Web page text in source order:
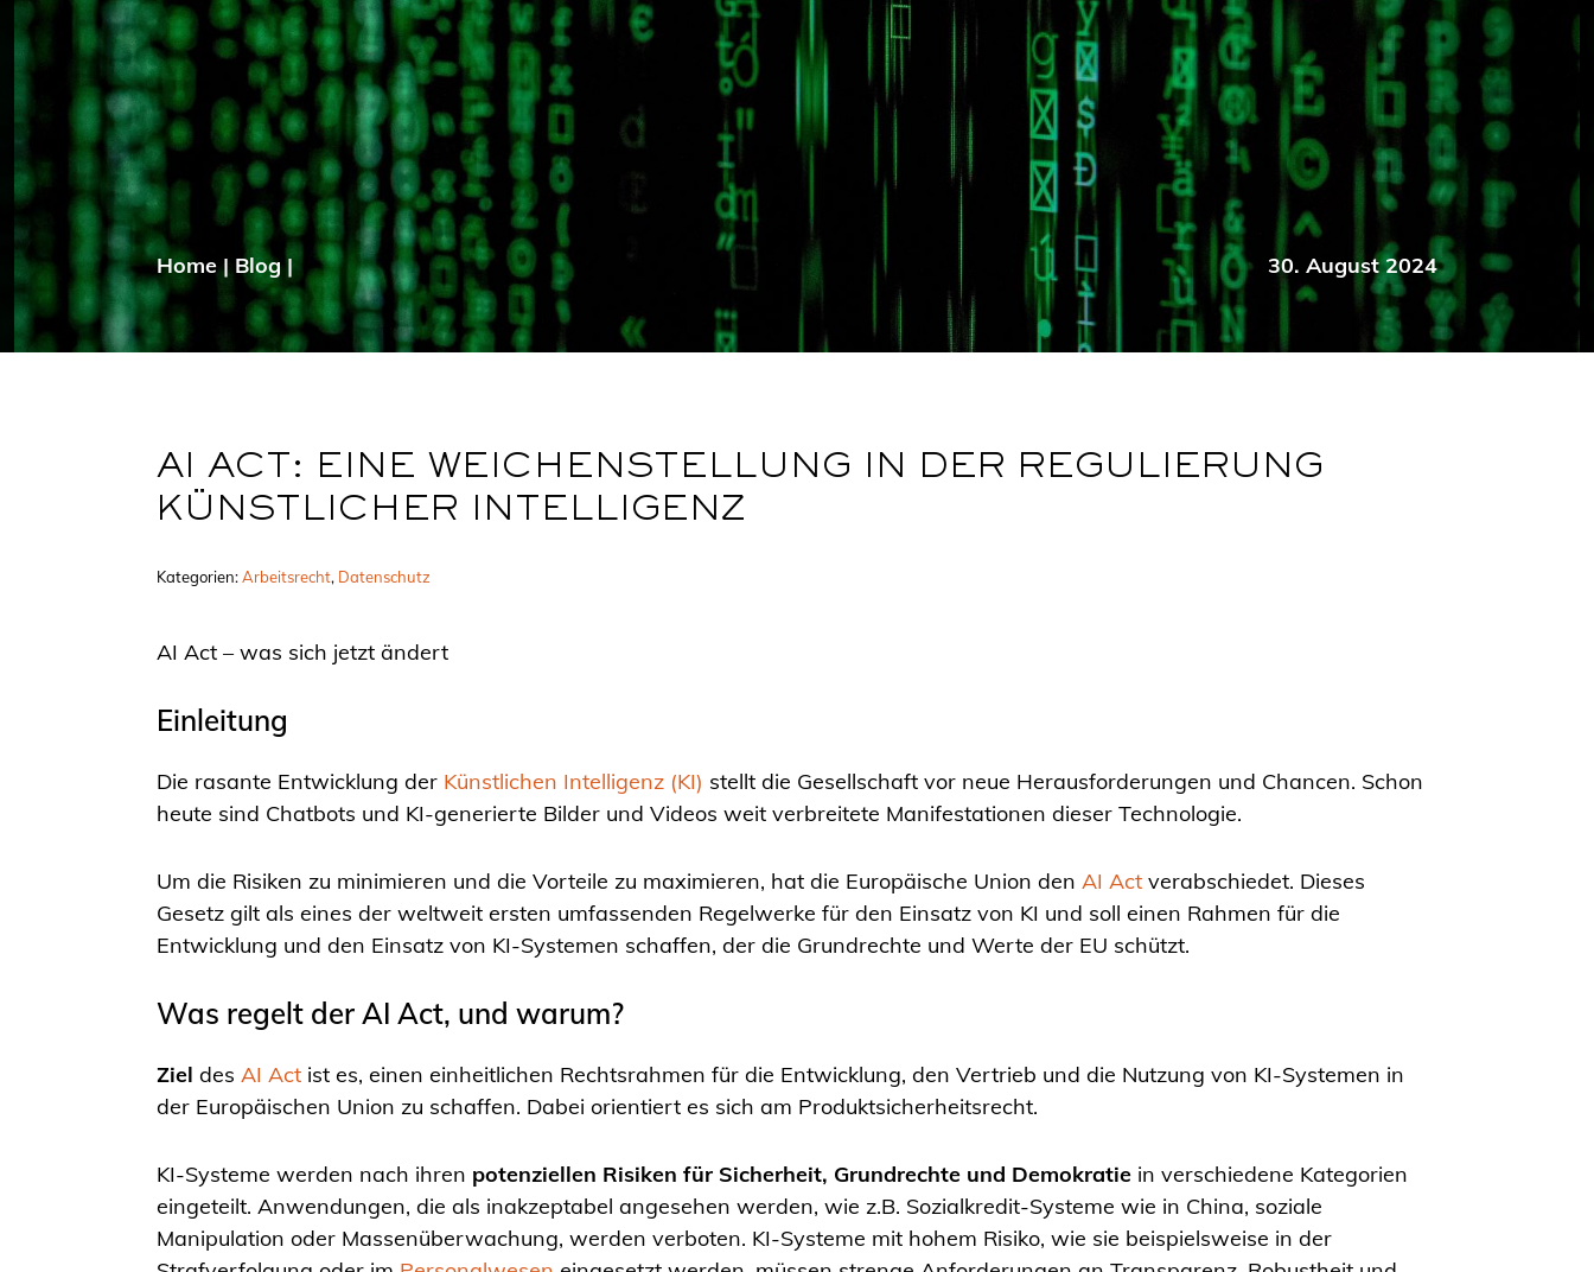
Home| Blog| 30. August 2024
AI ACT: EINE WEICHENSTELLUNG IN DER REGULIERUNG
KÜNSTLICHER INTELLIGENZ
Kategorien:Arbeitsrecht, Datenschutz
AI Act – was sich jetzt ändert
Einleitung
Die rasante Entwicklung der Künstlichen Intelligenz (KI) stellt die Gesellschaft vor neue Herausforderungen und Chancen. Schon
heute sind Chatbots und KI-generierte Bilder und Videos weit verbreitete Manifestationen dieser Technologie.
Um die Risiken zu minimieren und die Vorteile zu maximieren, hat die Europäische Union den AI Act verabschiedet. Dieses
Gesetz gilt als eines der weltweit ersten umfassenden Regelwerke für den Einsatz von KI und soll einen Rahmen für die
Entwicklung und den Einsatz von KI-Systemen schaffen, der die Grundrechte und Werte der EU schützt.
Was regelt der AI Act, und warum?
Ziel des AI Act ist es, einen einheitlichen Rechtsrahmen für die Entwicklung, den Vertrieb und die Nutzung von KI-Systemen in
der Europäischen Union zu schaffen. Dabei orientiert es sich am Produktsicherheitsrecht.
KI-Systeme werden nach ihren potenziellen Risiken für Sicherheit, Grundrechte und Demokratie in verschiedene Kategorien
eingeteilt. Anwendungen, die als inakzeptabel angesehen werden, wie z.B. Sozialkredit-Systeme wie in China, soziale
Manipulation oder Massenüberwachung, werden verboten. KI-Systeme mit hohem Risiko, wie sie beispielsweise in der